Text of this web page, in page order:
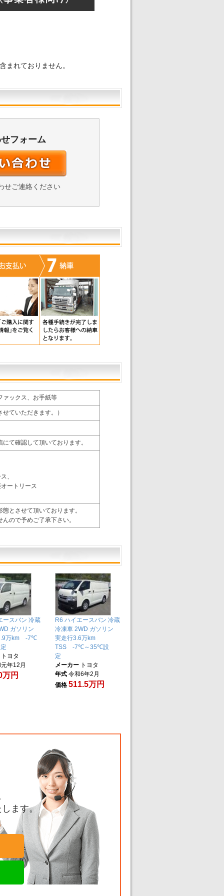
れておりません。
フォーム
せご連絡ください
ァックス、お手紙等
ていただきます。）
て確認して頂いております。
、
ートリース
とさせて頂いております。
ので予めご了承下さい。
ースバン 冷蔵
ガソリン
万km -7℃
トヨタ
年12月
万円
R6 ハイエースバン 冷蔵
冷凍車 2WD ガソリン
実走行3.6万km
TSS -7℃～35℃設
定
メーカー トヨタ
年式 令和6年2月
価格 511.5万円
ます。